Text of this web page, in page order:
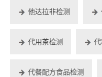
他达拉非检测
代用茶检测
代餐配方食品检测